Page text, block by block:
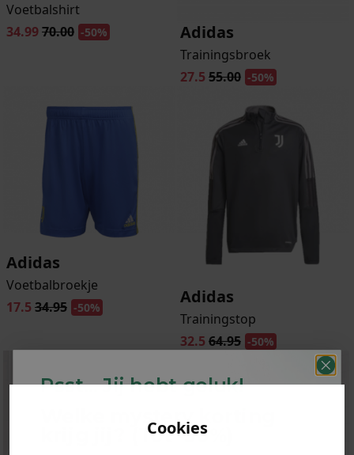
Cookies
Voetbalshirt
34.9970.00 -50% Adidas
Trainingsbroek
27.5 55.00 -50%
Adidas
Voetbalbroekje
17.5 34.95 -50%
Adidas
Trainingstop
32.5 64.95 -50%
Psst... Jij hebt geluk!
Welke mystery
krijg jij? (Tot-30%